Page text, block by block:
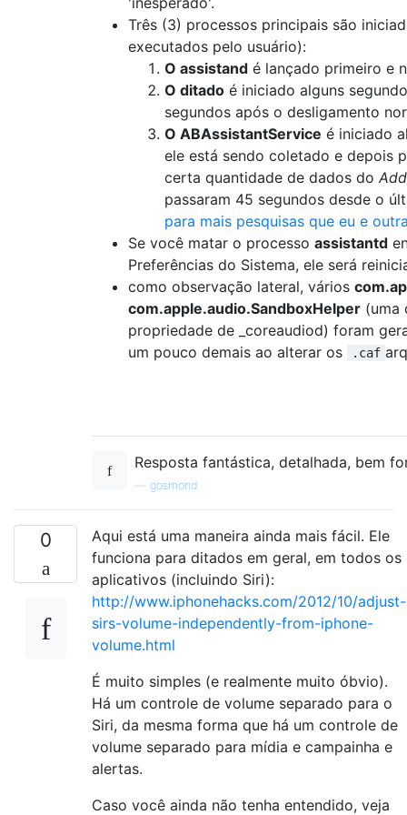
Três (3) processos principais são
executados pelo usuário):
O assistand é lançado primeiro e
O ditado é iniciado alguns
segundos após o desligamento
O ABAssistantService é iniciado
ele está sendo coletado e depois
certa quantidade de dados do
passaram 45 segundos desde o
para mais pesquisas que eu e
Se você matar o processo assistantd
Preferências do Sistema, ele será
como observação lateral, vários
com.apple.audio.SandboxHelper (uma
propriedade de _coreaudiod) foram
um pouco demais ao alterar os
.caf
Resposta fantástica, detalhada, bem
gosmond
0
Aqui está uma maneira ainda mais fácil. Ele
funciona para ditados em geral, em todos os
aplicativos (incluindo Siri):
http://www.iphonehacks.com/2012/10/adjust-
sirs-volume-independently-from-iphone-
volume.html
É muito simples (e realmente muito óbvio).
Há um controle de volume separado para o
Siri, da mesma forma que há um controle de
volume separado para mídia e campainha e
alertas.
Caso você ainda não tenha entendido, veja